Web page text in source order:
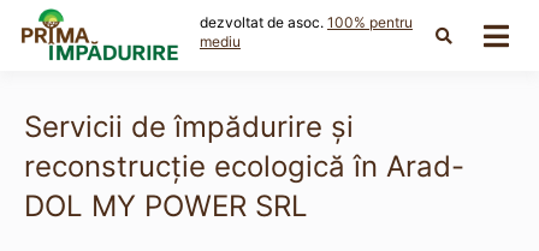
content
dezvoltat de asoc. 100% pentru
mediu
Servicii de împădurire și
reconstrucție ecologică în Arad-
DOL MY POWER SRL